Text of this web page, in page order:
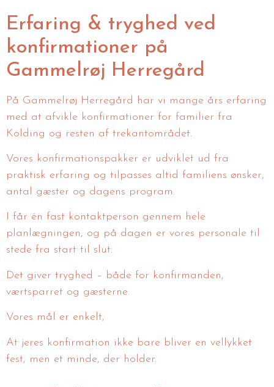
Erfaring & tryghed ved
konfirmationer på
Gammelrøj Herregård
På Gammelrøj Herregård har vi mange års erfaring
med at afvikle konfirmationer for familier fra
Kolding og resten af trekantområdet.
Vores konfirmationspakker er udviklet ud fra
praktisk erfaring og tilpasses altid familiens ønsker,
antal gæster og dagens program.
I får én fast kontaktperson gennem hele
planlægningen, og på dagen er vores personale til
stede fra start til slut.
Det giver tryghed – både for konfirmanden,
værtsparret og gæsterne.
Vores mål er enkelt,
At jeres konfirmation ikke bare bliver en vellykket
fest, men et minde, der holder.